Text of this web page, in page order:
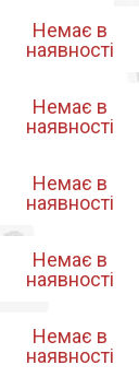
Немає в
наявності
Немає в
наявності
Немає в
наявності
Немає в
наявності
Немає в
наявності